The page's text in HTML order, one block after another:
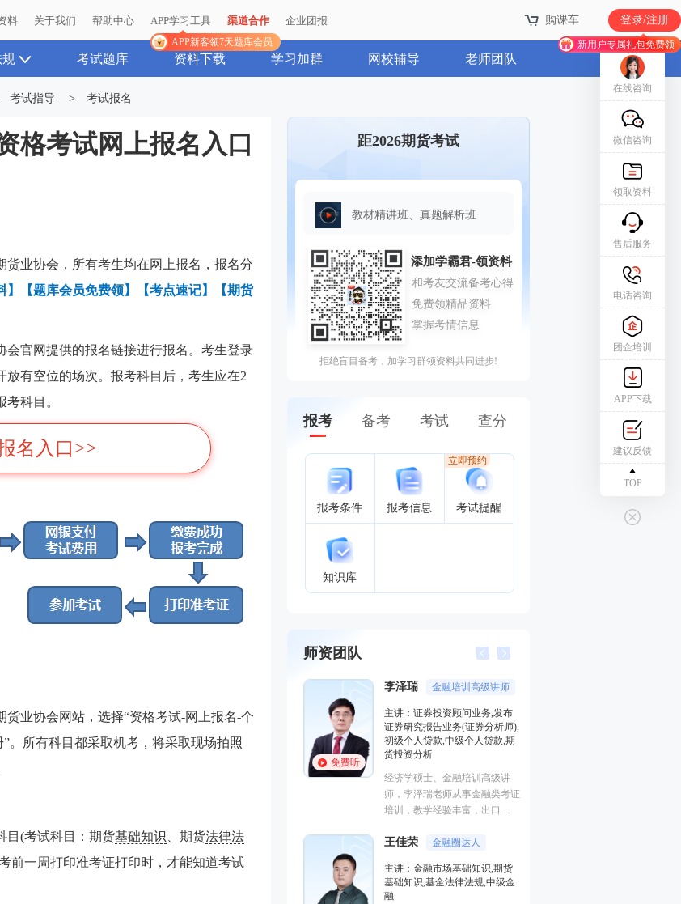
料 关于我们 帮助中心 APP学习工具
APP新客领7天题库会员
渠道合作 企业团报 购课车 登录/注册
新用户专属礼包免费领
规 考试题库 资料下载 学习加群 网校辅导 老师团队
考试指导 > 考试报名
格考试网上报名入口
货业协会，所有考生均在网上报名，报名分
【题库会员免费领】 【考点速记】
【期货
官网提供的报名链接进行报名。考生登录
有空位的场次。报考科目后，考生应在2
科目。
名入口>>
业协会网站，选择“资格考试-网上报名-个
。所有科目都采取机考，将采取现场拍照
目(考试科目：期货基础知识 、期货法律法
前一周打印准考证打印时，才能知道考试
距2026期货考试
教材精讲班、真题解析班
拒绝盲目备考，加学习群领资料共同进步!
报考 备考 考试 查分
报考条件 报考信息 考试提醒
立即预约
知识库
师资团队
免费听
李泽瑞 金融培训高级讲师
主讲：证券投资顾问业务,发布
证券研究报告业务(证券分析师),
初级个人贷款,中级个人贷款,期
货投资分析
经济学硕士、金融培训高级讲
师，李泽瑞老师从事金融类考证
培训，教学经验丰富，出口
能的很有个人风格的老师，江湖
外弟子。
王佳荣 金融圈达人
主讲：金融市场基础知识,期货
基础知识,基金法律法规,中级金
融
在线咨询
微信咨询
领取资料
售后服务
电话咨询
团企培训
APP下载
建议反馈
TOP